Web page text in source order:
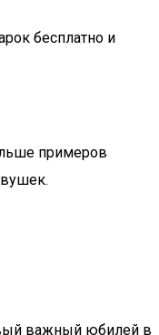
бесплатно и
примеров
важный юбилей в